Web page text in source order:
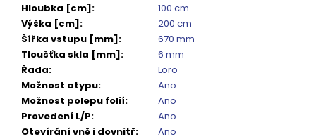
Hloubka [cm]:
100 cm
Výška [cm]:
200 cm
Šířka vstupu [mm]:
670 mm
Tloušťka skla [mm]:
6 mm
Řada:
Loro
Možnost atypu:
Ano
Možnost polepu folií:
Ano
Provedení L/P:
Ano
Otevírání vně i dovnitř:
Ano